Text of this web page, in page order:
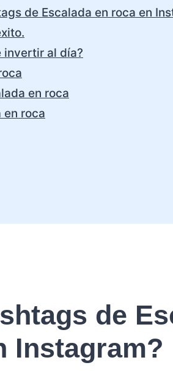
de Escalada en roca en
invertir al día?
en roca
en roca
de
Instagram?